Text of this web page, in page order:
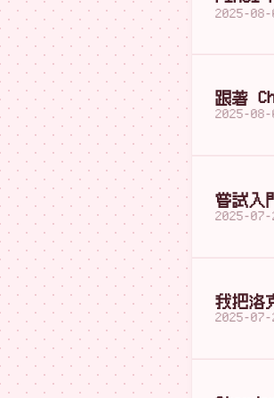
2025-08-
跟著
2025-08-
嘗試入
2025-07-
我把洛
2025-07-